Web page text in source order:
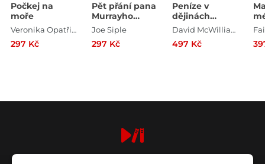
Počkej na
moře
Veronika Opatřilová
297 Kč
Pět přání pana
Murrayho
McBridea
Joe Siple
297 Kč
Peníze v
dějinách
lidstva. Příběh
nejmocnějšího
David McWilliams
497 Kč